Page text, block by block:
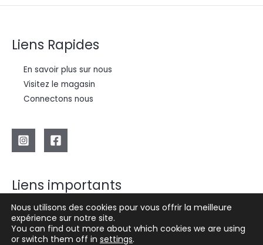
Liens Rapides
En savoir plus sur nous
Visitez le magasin
Connectons nous
Liens importants
Politique de confidentialité
Termes et conditions
Remboursements et retours
Nous utilisons des cookies pour vous offrir la meilleure
expérience sur notre site.
You can find out more about which cookies we are using
or switch them off in settings.